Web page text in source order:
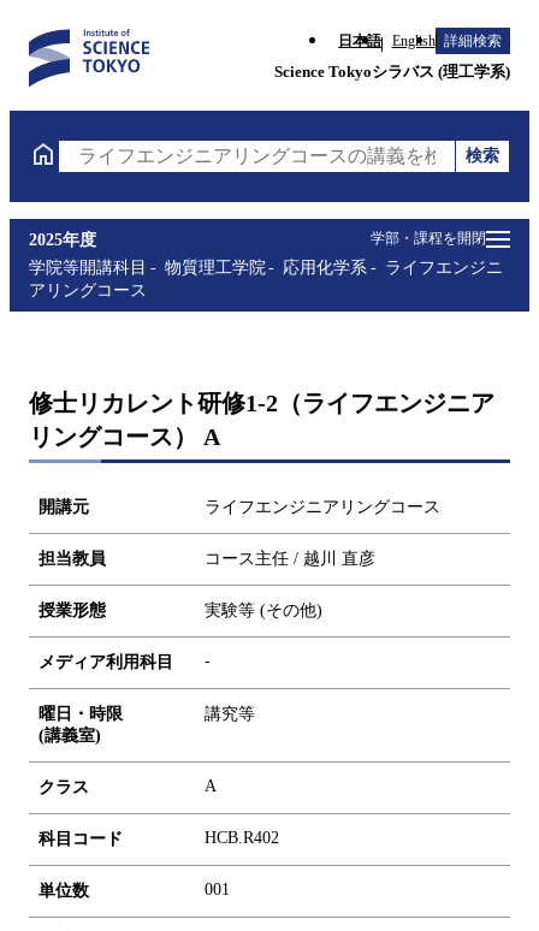
日本語 English 詳細検索
Science Tokyoシラバス (理工学系)
ライフエンジニアリングコースの講義を検索（講義
検索
学部・課程を開閉
2025年度
学院等開講科目
物質理工学院 応用化学系
ライフエンジニ
アリングコース
修士リカレント研修1-2（ライフエンジニア
リングコース） A
開講元 ライフエンジニアリングコース
担当教員 コース主任 / 越川 直彦
授業形態 実験等 (その他)
メディア利用科目 -
曜日・時限
(講義室)
講究等
クラス A
科目コード HCB.R402
単位数 001